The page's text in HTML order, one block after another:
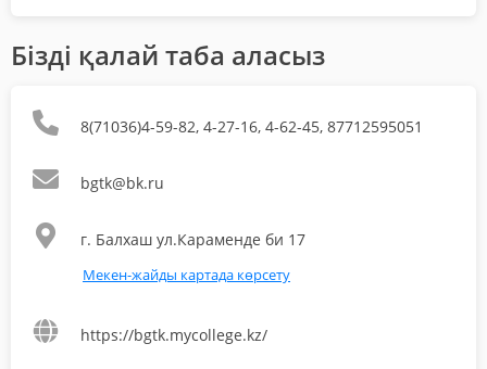
Бізді қалай таба аласыз
8(71036)4-59-82, 4-27-16, 4-62-45, 87712595051
bgtk@bk.ru
г. Балхаш ул.Караменде би 17
Мекен-жайды картада көрсету
https://bgtk.mycollege.kz/